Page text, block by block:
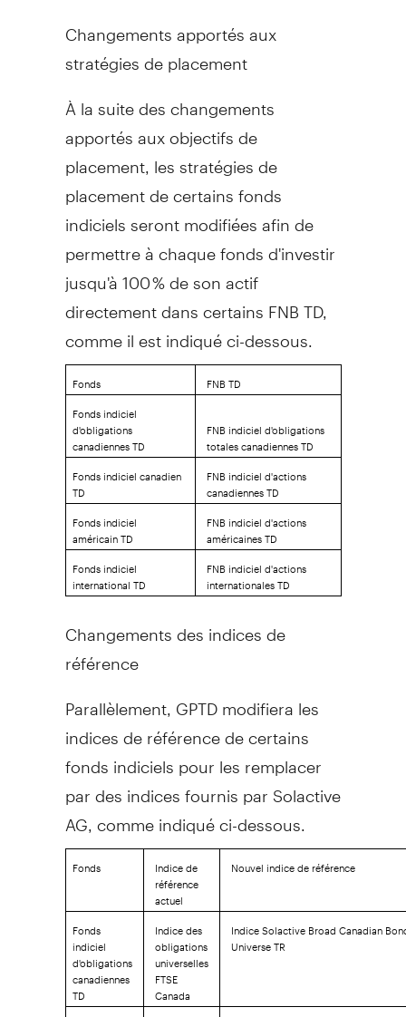
Changements apportés aux
stratégies de placement
À la suite des changements
apportés aux objectifs de
placement, les stratégies de
placement de certains fonds
indiciels seront modifiées afin de
permettre à chaque fonds d'investir
jusqu'à 100 % de son actif
directement dans certains FNB TD,
comme il est indiqué ci-dessous.
Fonds
FNB TD
Fonds indiciel
d'obligations
canadiennes TD
FNB indiciel d'obligations
totales canadiennes TD
Fonds indiciel canadien
TD
FNB indiciel d'actions
canadiennes TD
Fonds indiciel
américain TD
FNB indiciel d'actions
américaines TD
Fonds indiciel
international TD
FNB indiciel d'actions
internationales TD
Changements des indices de
référence
Parallèlement, GPTD modifiera les
indices de référence de certains
fonds indiciels pour les remplacer
par des indicesfournispar Solactive
AG, comme indiqué ci-dessous.
Fonds Indice de
référence
actuel
Nouvel indice de référence
Fonds
indiciel
d'obligations
canadiennes
TD
Indice des
obligations
universelles
FTSE
Canada
Indice Solactive Broad Canadian
Universe TR